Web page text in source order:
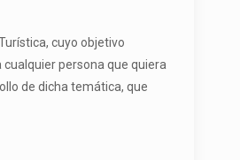
cuyo objetivo
persona que quiera
de dicha temática, que